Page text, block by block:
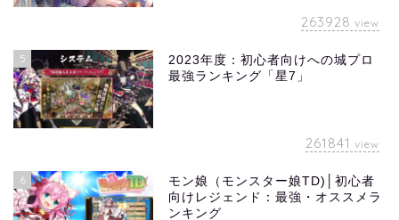
263928 view
5
2023年度：初心者向けへの城プロ
最強ランキング「星7」
261841 view
6
モン娘（モンスター娘TD)│初心者
向けレジェンド：最強・オススメラ
ンキング